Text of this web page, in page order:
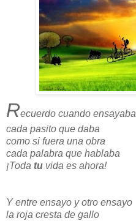
Recuerdo cuando ensayaba
cada pasito que daba
como si fuera una obra
cada palabra que hablaba
¡Toda tu vida es ahora!
Y entre ensayo y otro ensayo
la roja cresta de gallo